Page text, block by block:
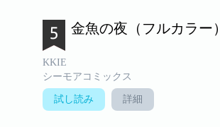
金魚の夜（フルカラー）
KKIE
シーモアコミックス
試し読み 詳細